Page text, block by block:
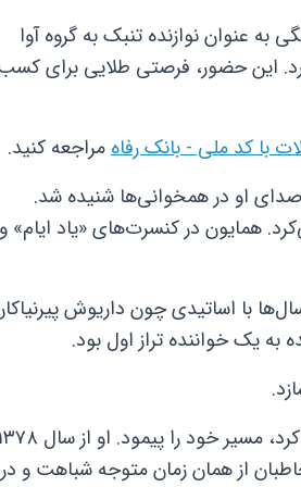
همایون شجریان از سال ۱۳۷۰ آغاز شد. او در سن ۱۶ سالگی به عنوان نوازنده تنبک به گروه آوا
این حضور، فرصتی طلایی برای
با کد ملی - بانک رفاهمراجعه کنید.
صدای او در همخوانی‌ها شنیده شد.
همایون در کنسرت‌های «یاد ایام» و
با اساتیدی چون داریوش
به یک خواننده تراز اول بود.
که پله‌پله رشد کرد، مسیر خود را پیمود. او
از همان زمان متوجه شباهت و در